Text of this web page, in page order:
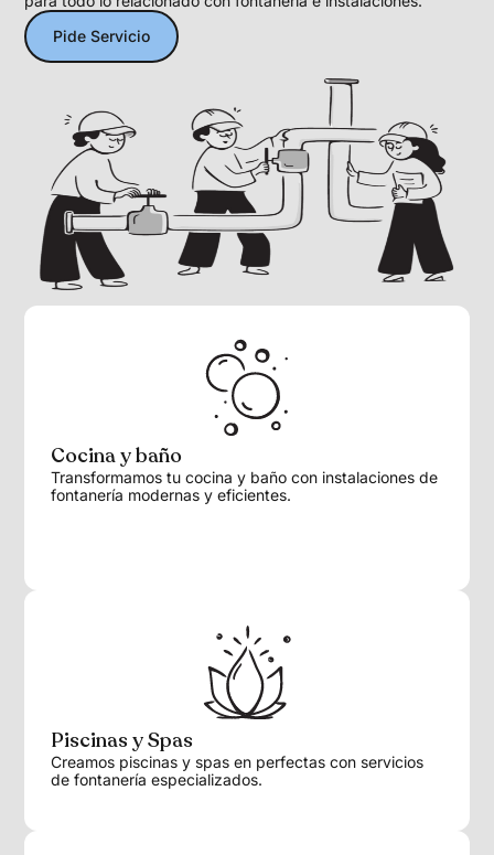
Pide Servicio
Cocina y baño
Transformamos tu cocina y baño con instalaciones de
fontanería modernas y eficientes.
Piscinas y Spas
Creamos piscinas y spas en perfectas con servicios
de fontanería especializados.